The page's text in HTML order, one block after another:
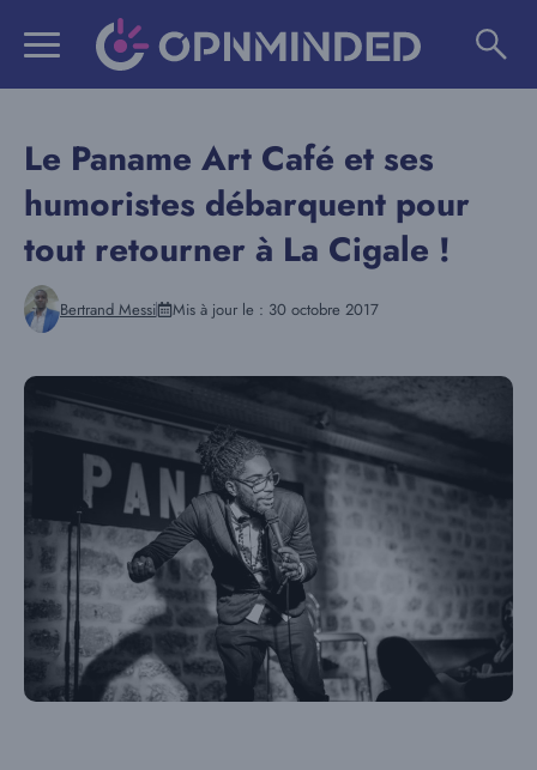
Le Paname Art Café et ses
humoristes débarquent pour
tout retourner à La Cigale !
Bertrand Messi Mis à jour le : 30 octobre 2017